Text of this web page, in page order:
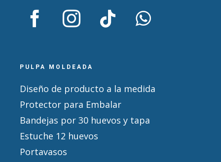
PULPA MOLDEADA
Diseño de producto a la medida
Protector para Embalar
Bandejas por 30 huevos y tapa
Estuche 12 huevos
Portavasos